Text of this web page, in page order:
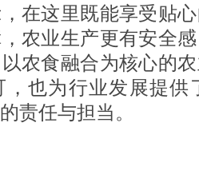
在这里既能享受贴
农业生产更有安全
农食融合为核心的
，也为行业发展提
责任与担当。